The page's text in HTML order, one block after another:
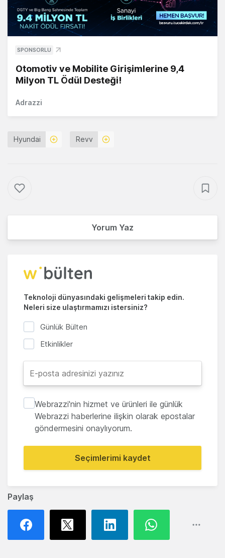
Paylaş
SPONSORLU
Otomotiv ve Mobilite Girişimlerine 9,4
Milyon TL Ödül Desteği!
Adrazzi
Hyundai Revv
Yorum Yaz
Teknoloji dünyasındaki gelişmeleri takip edin.
Neleri size ulaştırmamızı istersiniz?
Günlük Bülten
Etkinlikler
Webrazzi'nin hizmet ve ürünleri ile günlük
Webrazzi haberlerine ilişkin olarak epostalar
göndermesini onaylıyorum.
Seçimlerimi kaydet